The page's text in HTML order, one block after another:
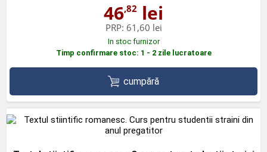
46,82 lei
PRP: 61,60 lei
In stoc furnizor
Timp confirmare stoc: 1 - 2 zile lucratoare
cumpără